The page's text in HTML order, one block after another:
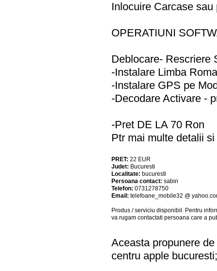
Inlocuire Carcase
OPERATIUNI
Deblocare- Rescriere
-Instalare Limba
-Instalare GPS pe
-Decodare Activare -
-Pret DE LA 70 Ron
Ptr mai multe detalii
PRET: 22 EUR
Judet: Bucuresti
Localitate: bucuresti
Persoana contact: sabin
Telefon: 0731278750
Email: telefoane_mobile32 @
Produs / serviciu disponibil . Pentru
va rugam contactati persoana care a
Aceasta propunere
centru apple bucuresti;